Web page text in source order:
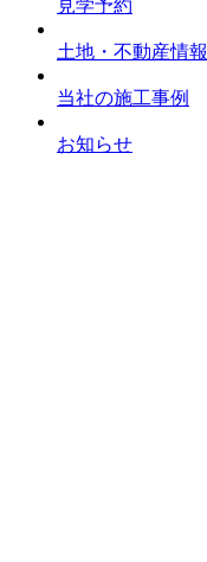
見学予約
土地・不動産情報
当社の施工事例
お知らせ